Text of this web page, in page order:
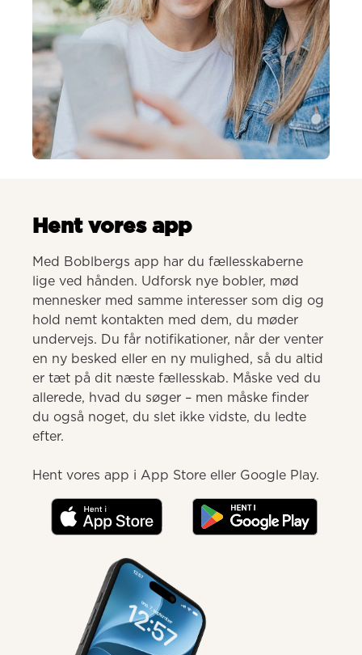
Hent vores app
Med Boblbergs app har du fællesskaberne
lige ved hånden. Udforsk nye bobler, mød
mennesker med samme interesser som dig og
hold nemt kontakten med dem, du møder
undervejs. Du får notifikationer, når der venter
en ny besked eller en ny mulighed, så du altid
er tæt på dit næste fællesskab. Måske ved du
allerede, hvad du søger – men måske finder
du også noget, du slet ikke vidste, du ledte
efter.
Hent vores app i App Store eller Google Play.